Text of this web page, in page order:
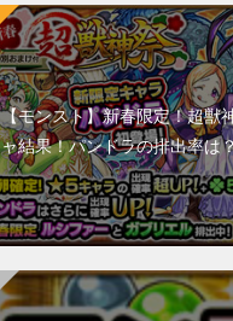
【モンスト】新春限定！超獣
ャ結果！パンドラの排出率は